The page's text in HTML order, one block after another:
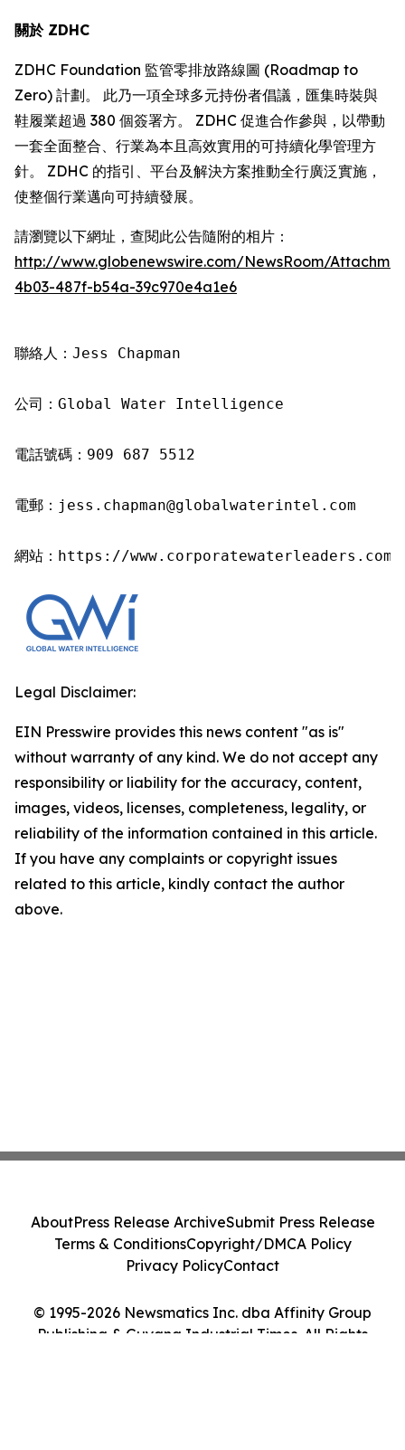
關於 ZDHC
ZDHC Foundation 監管零排放路線圖 (Roadmap to
Zero) 計劃。 此乃一項全球多元持份者倡議，匯集時裝與
鞋履業超過 380 個簽署方。 ZDHC 促進合作參與，以帶動
一套全面整合、行業為本且高效實用的可持續化學管理方
針。 ZDHC 的指引、平台及解決方案推動全行廣泛實施，
使整個行業邁向可持續發展。
請瀏覽以下網址，查閱此公告隨附的相片：
http://www.globenewswire.com/NewsRoom/
4b03-487f-b54a-39c970e4a1e6
聯絡人：Jess Chapman
公司：Global Water Intelligence
電話號碼：909 687 5512
電郵：jess.chapman@globalwaterintel.com
網站：https://www.corporatewaterleaders.com
Legal Disclaimer:
EIN Presswire provides this news content "as is"
without warranty of any kind. We do not accept any
responsibility or liability for the accuracy, content,
images, videos, licenses, completeness, legality, or
reliability of the information contained in this article.
If you have any complaints or copyright issues
related to this article, kindly contact the author
above.
© 1995-2026 Newsmatics Inc. dba Affinity Group
Publishing & Guyana Industrial Times. All Rights
AboutPress Release ArchiveSubmit Press Release
Terms & ConditionsCopyright/DMCA Policy
Privacy PolicyContact